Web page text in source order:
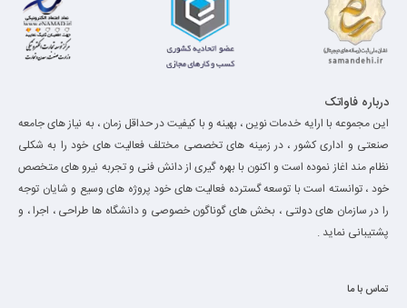
درباره فاواتک
این مجموعه با ارایه خدمات نوین ، بهینه و با کیفیت در حداقل زمان ، به نیاز های جامعه
صنعتی و اداری کشور ، در زمینه های تخصصی مختلف فعالیت های خود را به شکلی
نظام مند اغاز نموده است و اکنون با بهره گیری از دانش فنی و تجربه نیرو های متخصص
خود ، توانسته است با توسعه گسترده فعالیت های خود پروژه های وسیع و شایان توجه
را در سازمان های دولتی ، بخش های گوناگون خصوصی و دانشگاه ها طراحی ، اجرا ، و
پشتیبانی نماید .
تماس با ما